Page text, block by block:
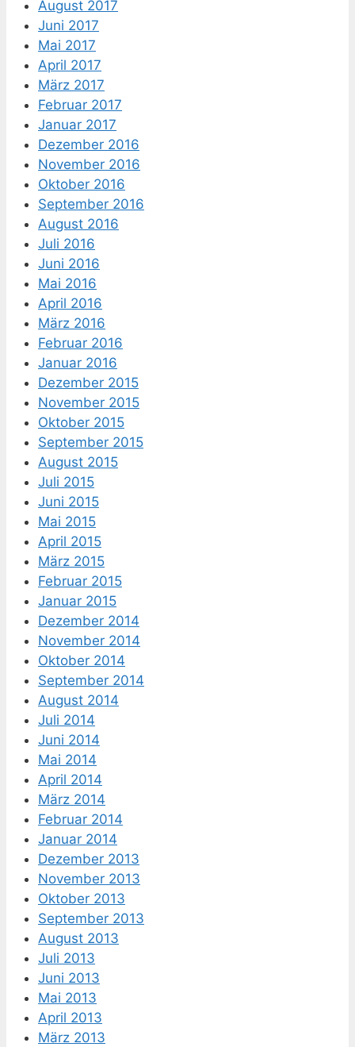
August 2017
Juni 2017
Mai 2017
April 2017
März 2017
Februar 2017
Januar 2017
Dezember 2016
November 2016
Oktober 2016
September 2016
August 2016
Juli 2016
Juni 2016
Mai 2016
April 2016
März 2016
Februar 2016
Januar 2016
Dezember 2015
November 2015
Oktober 2015
September 2015
August 2015
Juli 2015
Juni 2015
Mai 2015
April 2015
März 2015
Februar 2015
Januar 2015
Dezember 2014
November 2014
Oktober 2014
September 2014
August 2014
Juli 2014
Juni 2014
Mai 2014
April 2014
März 2014
Februar 2014
Januar 2014
Dezember 2013
November 2013
Oktober 2013
September 2013
August 2013
Juli 2013
Juni 2013
Mai 2013
April 2013
März 2013